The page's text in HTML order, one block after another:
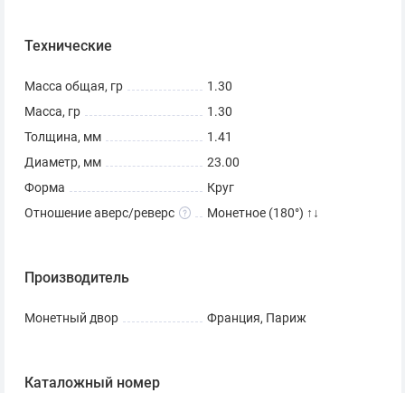
Технические
Масса общая, гр
1.30
Масса, гр
1.30
Толщина, мм
1.41
Диаметр, мм
23.00
Форма
Круг
Отношение аверс/реверс
Монетное (180°) ↑↓
Производитель
Монетный двор Франция, Париж
Каталожный номер